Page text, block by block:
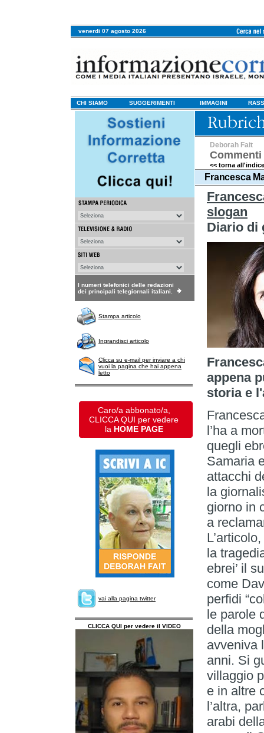
venerdi 07 agosto 2026
CHI SIAMO SUGGERIMENTI IMMAGINI
I numeri telefonici delle redazioni
dei principali telegiornali italiani.
Stampa articolo
Ingrandisci articolo
Clicca su e-mail per inviare a chi
vuoi la pagina che hai appena
letto
Caro/a abbonato/a,
CLICCA QUI per vedere
la HOME PAGE
vai alla pagina twitter
CLICCA QUI per vedere il VIDEO
Deborah Fait
<< torna
Francesca
slogan
Diario di
appena
storia e
l’ha a
quegli
Samaria
attacchi
la
giorno in
a
la
ebrei’ il
come
perfidi
le parole
della
avveniva
anni. Si
villaggio
e in altre
l’altra,
arabi